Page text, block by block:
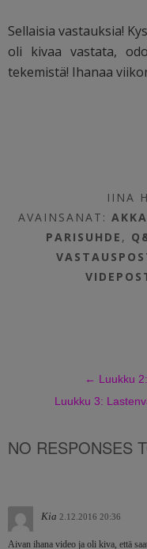
Sellaisia vastauksia!
oli kivaa vastata,
tekemistä! Ihanaa
IINA
AVAINSANAT:
PARISUHDE ,
← Luukku
Luukku 3:
NO RESPONSES
Kia 2.12.2016 20:36
Aivan ihana video ja oli kiva, että